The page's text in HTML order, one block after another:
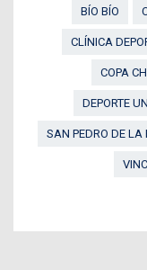
BÍO BÍO
CLÍNICA
COPA
DEPORTE
SAN PEDRO DE LA